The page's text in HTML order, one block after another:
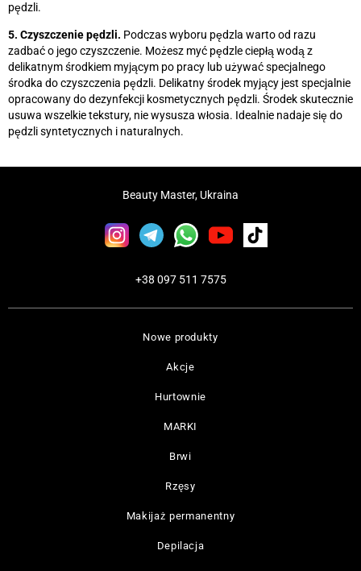
pędzli.
5. Czyszczenie pędzli. Podczas wyboru pędzla warto od razu
zadbać o jego czyszczenie. Możesz myć pędzle ciepłą wodą z
delikatnym środkiem myjącym po pracy lub używać specjalnego
środka do czyszczenia pędzli. Delikatny środek myjący jest specjalnie
opracowany do dezynfekcji kosmetycznych pędzli. Środek skutecznie
usuwa wszelkie tekstury, nie wysusza włosia. Idealnie nadaje się do
pędzli syntetycznych i naturalnych.
Nowe produkty
Akcje
Hurtownie
MARKI
Brwi
Rzęsy
Makijaż permanentny
Depilacja
Beauty Master, Ukraina
+38 097 511 7575